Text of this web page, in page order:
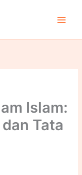
Islam:
Tata